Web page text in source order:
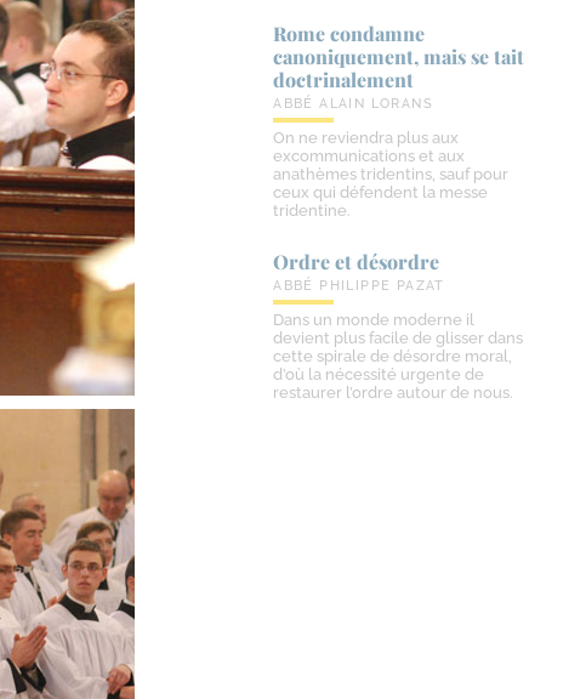
Rome condamne
canoniquement, mais se tait
doctrinalement
ABBÉ ALAIN LORANS
On ne reviendra plus aux
excommunications et aux
anathèmes tridentins, sauf pour
ceux qui défendent la messe
tridentine.
Ordre et désordre
ABBÉ PHILIPPE PAZAT
Dans un monde moderne il
devient plus facile de glisser dans
cette spirale de désordre moral,
d’où la nécessité urgente de
restaurer l’ordre autour de nous.